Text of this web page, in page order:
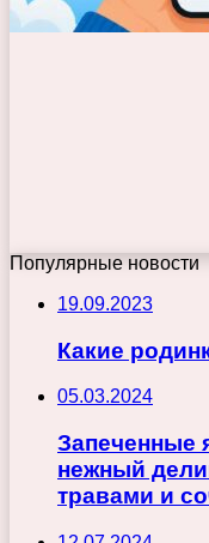
Популярные новости
19.09.2023
Какие
05.03.2024
Запеченные
нежный
травами и